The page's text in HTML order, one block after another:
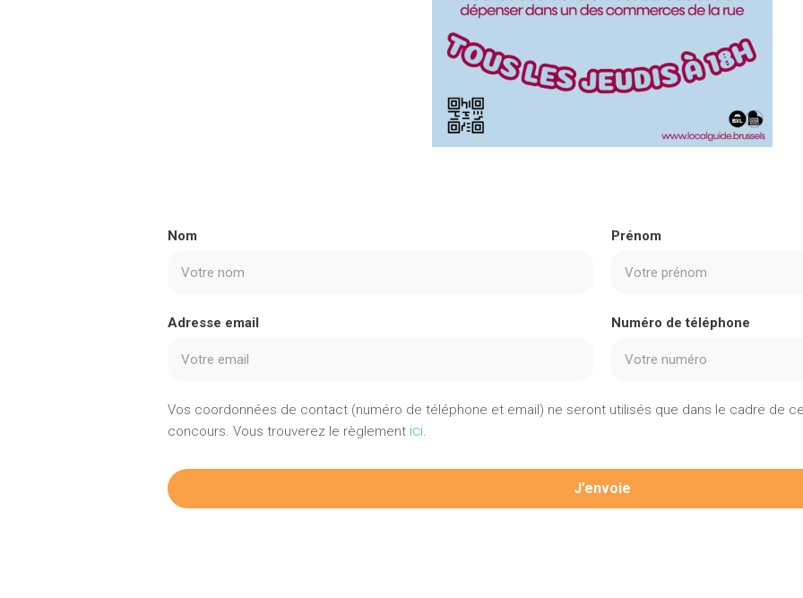
Nom Prénom
Adresse email Numéro de téléphone
Vos coordonnées de contact (numéro de téléphone et email) ne seront utilisés que dans le cadre de
concours. Vous trouverez le règlement ici.